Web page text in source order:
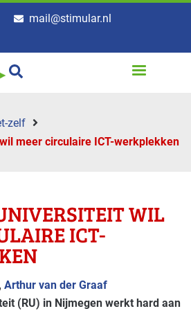
mail@stimular.nl
zelf
meer circulaire ICT-werkplekken
WIL
ICT-
, Arthur van der Graaf
(RU) in Nijmegen werkt hard aan